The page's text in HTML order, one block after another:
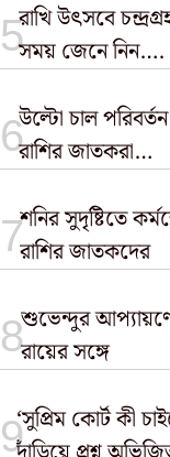
রাখি উৎসবে
সময় জেনে নিন….
উল্টো চাল
রাশির জাতকরা…
শনির সুদৃষ্টিতে
রাশির জাতকদের
শুভেন্দুর আপ্যায়ণে
রায়ের সঙ্গে
‘সুপ্রিম কোর্ট কী